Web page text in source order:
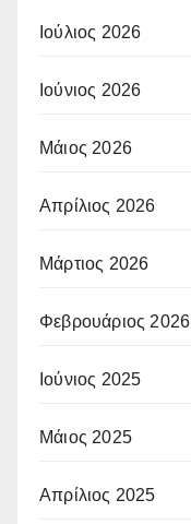
Ιούλιος 2026
Ιούνιος 2026
Μάιος 2026
Απρίλιος 2026
Μάρτιος 2026
Φεβρουάριος 2026
Ιούνιος 2025
Μάιος 2025
Απρίλιος 2025